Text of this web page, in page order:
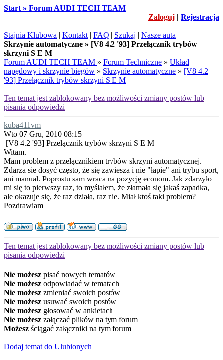
Start » Forum AUDI TECH TEAM
Zaloguj | Rejestracja
Stajnia Klubowa | Kontakt | FAQ | Szukaj | Nasze auta
Skrzynie automatyczne » [V8 4.2 '93] Przełącznik trybów
skrzyni S E M
Forum AUDI TECH TEAM » Forum Techniczne » Układ
napędowy i skrzynie biegów » Skrzynie automatyczne » [V8 4.2
'93] Przełącznik trybów skrzyni S E M
Ten temat jest zablokowany bez możliwości zmiany postów lub
pisania odpowiedzi
kuba411vm
Wto 07 Gru, 2010 08:15
[V8 4.2 '93] Przełącznik trybów skrzyni S E M
Witam.
Mam problem z przełącznikiem trybów skrzyni automatycznej.
Zdarza sie dosyć często, że się zawiesza i nie "łapie" ani trybu sport,
ani manual. Poprostu sam wraca na pozycję econom. Jak zdarzyło
mi się to pierwszy raz, to myślałem, że złamała się jakaś zapadka,
ale okazuje się, że raz działa, raz nie. Miał ktoś taki problem?
Pozdrawiam
Ten temat jest zablokowany bez możliwości zmiany postów lub
pisania odpowiedzi
Nie możesz pisać nowych tematów
Nie możesz odpowiadać w tematach
Nie możesz zmieniać swoich postów
Nie możesz usuwać swoich postów
Nie możesz głosować w ankietach
Nie możesz załączać plików na tym forum
Możesz ściągać załączniki na tym forum
Dodaj temat do Ulubionych